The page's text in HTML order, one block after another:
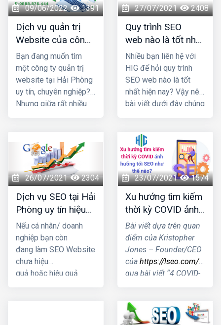
09/06/2022
1391
Dịch vụ quản trị
Website của công
ty nào uy tín và
chuyên nghiệp nhất
Hải Phòng?
Bạn đang muốn tìm
một công ty quản trị
website tại Hải Phòng
uy tín, chuyên nghiệp?
Nhưng giữa rất nhiều
vàng" Cùng chúng tôi
đi khám phá qua bài
viết này nhé!
27/07/2021 2408
Quy trình SEO
web nào là tốt nhất
hiện nay?
Nhiều bạn liên hệ với
HIG để hỏi quy trình
SEO web nào là tốt
nhất hiện nay? Vậy nên
bài viết dưới đây chúng
lời được câu hỏi đó
nhé!
26/07/2021 2304
Dịch vụ SEO tại Hải
Phòng uy tín hiệu
quả nhất 2021
Nếu cá nhân/ doanh
nghiệp bạn còn
đang làm SEO Website
chưa hiệu
quả hoặc hiệu quả
23/07/2021 1574
Xu hướng tìm kiếm
thời kỳ COVID ảnh
hưởng tới SEO như
thế nào?
Bài viết dựa trên quan
điểm của Kristopher
Jones – Founder/CEO
củahttps://lseo.com/thông
qua bài viết “4 COVID-
SEO”- Xu hướng tìm
kiếm thời kỳ COVID